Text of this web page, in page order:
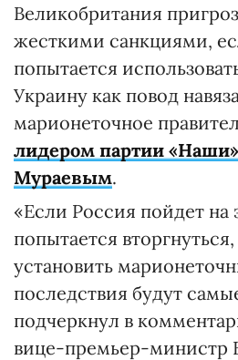
Великобритания
жесткими санкциями,
попытается
Украину как повод
марионеточное
лидером партии
Мураевым.
«Если Россия пойдет на
попытается
установить
последствия будут
подчеркнул в
вице-премьер-министр